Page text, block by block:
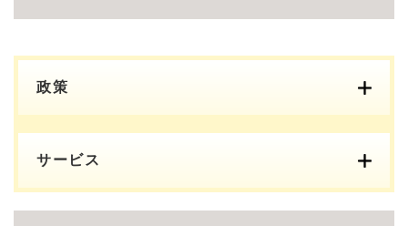
政策
サービス